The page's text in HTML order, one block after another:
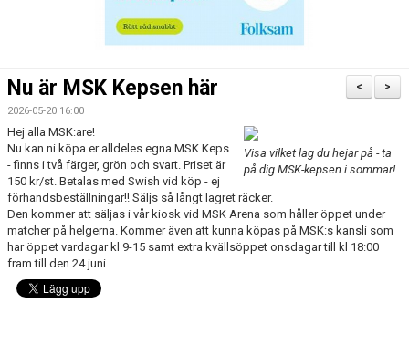
FÖR VÅRA LEDARE
MSK SUPPORTER
FOTBOLLSSKOLAN
NYBÖRJARFOTBOLL
FRITIDSKORTET
>
<
Nu är MSK Kepsen här
2026-05-20 16:00
Visa vilket lag du hejar på - ta
på dig MSK-kepsen i sommar!
Hej alla MSK:are!
Nu kan ni köpa er alldeles egna MSK Keps
- finns i två färger, grön och svart. Priset är
150 kr/st. Betalas med Swish vid köp - ej
förhandsbeställningar!! Säljs så långt lagret räcker.
Den kommer att säljas i vår kiosk vid MSK Arena som håller öppet under
matcher på helgerna. Kommer även att kunna köpas på MSK:s kansli som
har öppet vardagar kl 9-15 samt extra kvällsöppet onsdagar till kl 18:00
fram till den 24 juni.